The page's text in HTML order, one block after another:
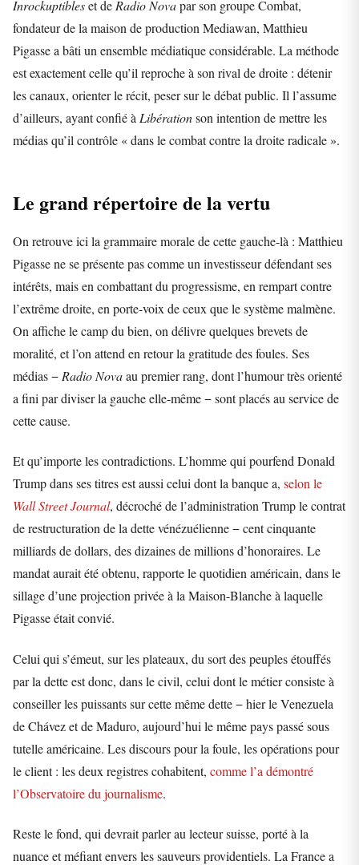
Inrockuptibleset de Radio Novapar son groupe Combat,
fondateur de la maison de production Mediawan, Matthieu
Pigasse a bâti un ensemble médiatique considérable. La méthode
est exactement celle qu’il reproche à son rival de droite : détenir
les canaux, orienter le récit, peser sur le débat public. Il l’assume
d’ailleurs, ayant confié à Libérationson intention de mettre les
médias qu’il contrôle « dans le combat contre la droite radicale ».
Le grand répertoire de la vertu
On retrouve ici la grammaire morale de cette gauche-là : Matthieu
Pigasse ne se présente pas comme un investisseur défendant ses
intérêts, mais en combattant du progressisme, en rempart contre
l’extrême droite, en porte-voix de ceux que le système malmène.
On affiche le camp du bien, on délivre quelques brevets de
moralité, et l’on attend en retour la gratitude des foules. Ses
médias − Radio Novaau premier rang, dont l’humour très orienté
a fini par diviser la gauche elle-même − sont placés au service de
cette cause.
Et qu’importe les contradictions. L’homme qui pourfend Donald
Trump dans ses titres est aussi celui dont la banque a, selon le
Wall Street Journal, décroché de l’administration Trump le contrat
de restructuration de la dette vénézuélienne − cent cinquante
milliards de dollars, des dizaines de millions d’honoraires. Le
mandat aurait été obtenu, rapporte le quotidien américain, dans le
sillage d’une projection privée à la Maison-Blanche à laquelle
Pigasse était convié.
Celui qui s’émeut, sur les plateaux, du sort des peuples étouffés
par la dette est donc, dans le civil, celui dont le métier consiste à
conseiller les puissants sur cette même dette − hier le Venezuela
de Chávez et de Maduro, aujourd’hui le même pays passé sous
tutelle américaine. Les discours pour la foule, les opérations pour
le client : les deux registres cohabitent, comme l’a démontré
l’Observatoire du journalisme.
Reste le fond, qui devrait parler au lecteur suisse, porté à la
nuance et méfiant envers les sauveurs providentiels. La France a